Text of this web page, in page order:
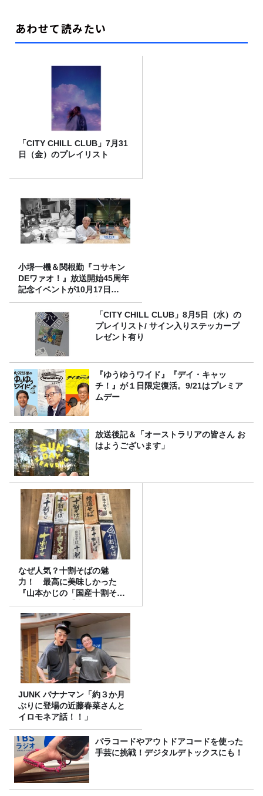
あわせて読みたい
「CITY CHILL CLUB」7月31
日（金）のプレイリスト
小堺一機＆関根勤『コサキン
DEワァオ！』放送開始45周年
記念イベントが10月17日
（土）に開催決定！本日より
FC先行受付スタート！「CITY CHILL CLUB」8月5日（水）の
プレイリスト/ サイン入りステッカープ
レゼント有り
『ゆうゆうワイド』『デイ・キャッ
チ！』が１日限定復活。9/21はプレミア
ムデー
放送後記＆「オーストラリアの皆さん お
はようございます」
なぜ人気？十割そばの魅
力！ 最高に美味しかった
『山本かじの「国産十割そ
ば」』とは？【十割そば10種
食べ比べ】
JUNK バナナマン「約３か月
ぶりに登場の近藤春菜さんと
イロモネア話！！」
パラコードやアウトドアコードを使った
手芸に挑戦！デジタルデトックスにも！